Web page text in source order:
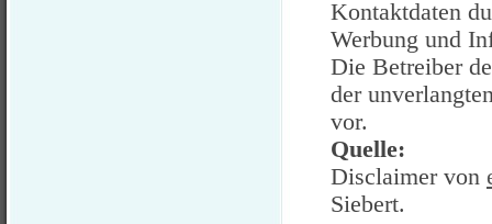
Kontaktdaten
Werbung und
Die Betreiber
der
vor.
Quelle:
Disclaimer von
Siebert.